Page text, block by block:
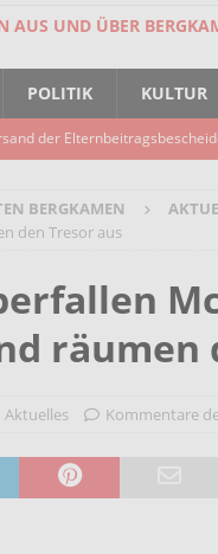
UND ÜBER
POLITIK KULTUR
der
lädt zum
AKTUELLES
und Wohnberatung im
– Kunst vor Ort
AKTUELLES
BERGKAMEN
den Tresor aus
räumen
Aktuelles Kommentare